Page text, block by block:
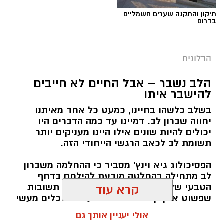
יש לכם מידע חשוב שטרם נחשף? צילומים מאירוע
חדשותי? מצאתם טעות בכתבה? נשמח שתשתפו
אותנו
תיקון והתקנה שערים חשמליים
בדרום
הבלוגים
הלב נשבר – אבל החיים לא חייבים
להישבר איתו
בשלב כלשהו בחיינו, כמעט כל אחד מאיתנו
יחווה שברון לב. דמיינו עד כמה הדברים היו
יכולים להיות שונים אילו היינו מעניקים יותר
תשומת לב לכאב הרגשי הייחודי הזה.
הפסיכולוג גיא וינץ' מסביר כי ההחלמה משברון
לב מתחילה בהחלטה מודעת להילחם בדחף
הטבעי שלנו לייפות את העבר ולחפש תשובות
שפשוט אינן קיימות. הוא מציע ארגז כלים מעשי
שיעזור לנו, בהדרגה, להשתחרר מהכאב ולהמשיך
קרא עוד
אולי יעניין אותך גם